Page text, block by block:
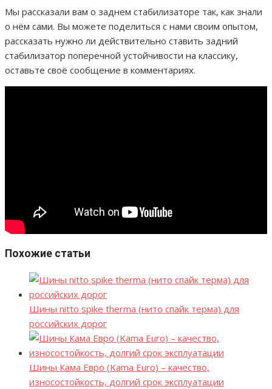
Мы рассказали вам о заднем стабилизаторе так, как знали
о нём сами. Вы можете поделиться с нами своим опытом,
рассказать нужно ли действительно ставить задний
стабилизатор поперечной устойчивости на классику,
оставьте своё сообщение в комментариях.
Похожие статьи
Шины nitto spike therma (нито спайк терма) для
российских дорог
Шины Кама Евро (Kama Euro) – качество,
износостойкость, долгий срок эксплуатации